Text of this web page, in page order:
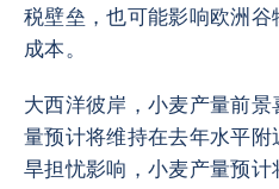
税壁垒，也可能影响欧洲
成本。
大西洋彼岸，小麦产量前
量预计将维持在去年水平
旱担忧影响，小麦产量预